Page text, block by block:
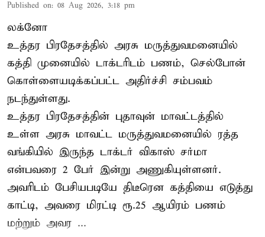
Published on: 08 Aug 2026, 3:18 pm
லக்னோ
உத்தர பிரதேசத்தில் அரசு மருத்துவமனையில்
கத்தி முனையில் டாக்டரிடம் பணம், செல்போன்
கொள்ளையடிக்கப்பட்ட அதிர்ச்சி சம்பவம்
நடந்துள்ளது.
உத்தர பிரதேசத்தின் புதாவுன் மாவட்டத்தில்
உள்ள அரசு மாவட்ட மருத்துவமனையில் ரத்த
வங்கியில் இருந்த டாக்டர் விகாஸ் சர்மா
என்பவரை 2 பேர் இன்று அணுகியுள்ளனர்.
அவரிடம் பேசியபடியே திடீரென கத்தியை எடுத்து
காட்டி, அவரை மிரட்டி ரூ.25 ஆயிரம் பணம்
மற்றும் அவர ...